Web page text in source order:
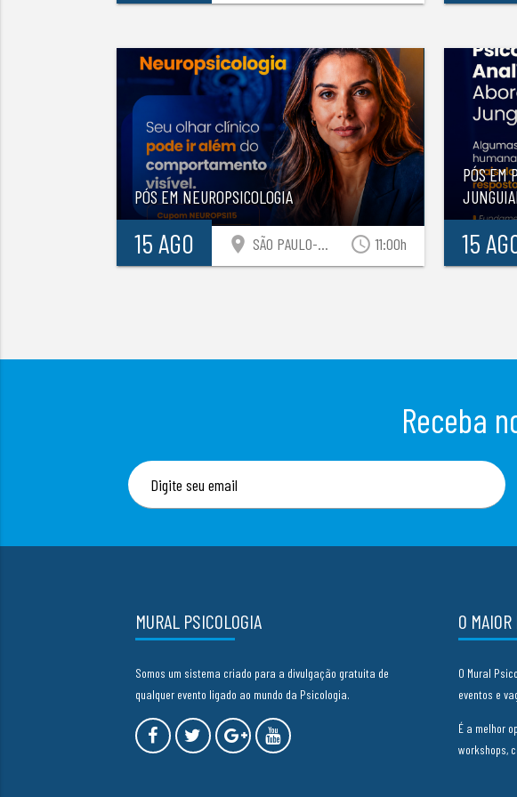
PÓS EM NEUROPSICOLOGIA
15 AGO location_on SÃO PAULO-SP access_time 11:00h
PÓS EM
15
Receba
MURAL PSICOLOGIA
Somos um sistema criado para a divulgação gratuita de
qualquer evento ligado ao mundo da Psicologia.
O MAIOR
O Mural
eventos e
É a melhor
workshops,